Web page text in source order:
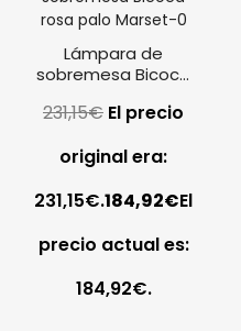
Lámpara de
sobremesa Bicoca
231,15€ El precio
original era:
231,15€.184,92€El
precio actual es:
184,92€.